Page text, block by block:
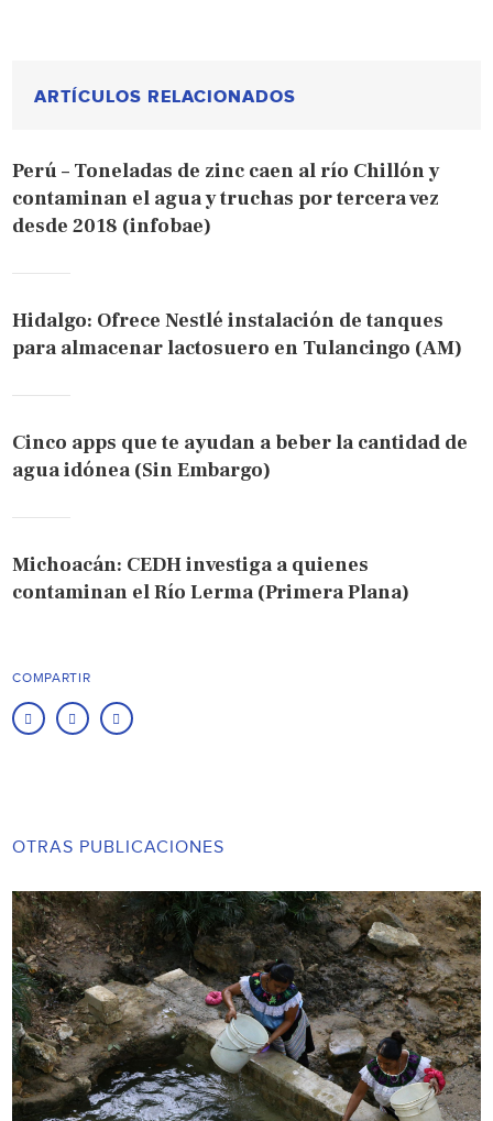
ARTÍCULOS RELACIONADOS
Perú – Toneladas de zinc caen al río Chillón y
contaminan el agua y truchas por tercera vez
desde 2018 (infobae)
Hidalgo: Ofrece Nestlé instalación de tanques
para almacenar lactosuero en Tulancingo (AM)
Cinco apps que te ayudan a beber la cantidad de
agua idónea (Sin Embargo)
Michoacán: CEDH investiga a quienes
contaminan el Río Lerma (Primera Plana)
COMPARTIR
OTRAS PUBLICACIONES